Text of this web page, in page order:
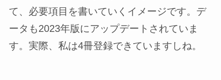
て、必要項目を書いていくイメージです。デ
ータも2023年版にアップデートされていま
す。実際、私は4冊登録できていますしね。